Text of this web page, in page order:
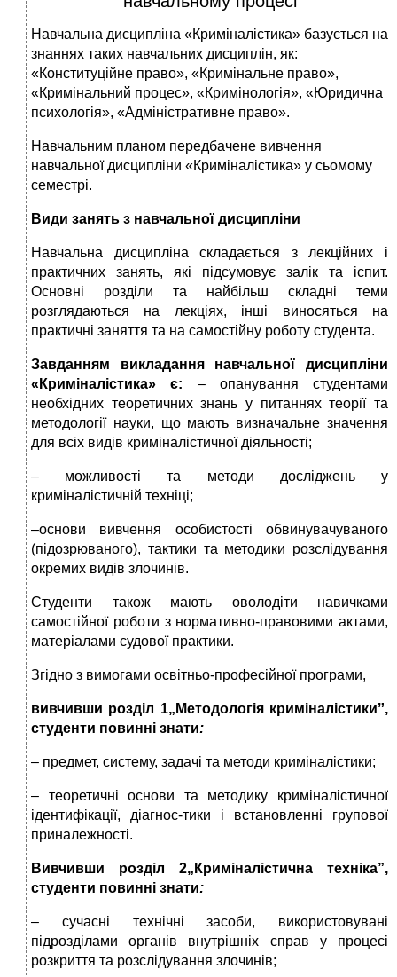
Навчальна дисципліна «Криміналістика» базується на
знаннях таких навчальних дисциплін, як:
«Конституційне право», «Кримінальне право»,
«Кримінальний процес», «Кримінологія», «Юридична
психологія», «Адміністративне право».
Навчальним планом передбачене вивчення
навчальної дисципліни «Криміналістика» у сьомому
семестрі.
Види занять з навчальної дисципліни
Навчальна дисципліна складається з лекційних і
практичних занять, які підсумовує залік та іспит.
Основні розділи та найбільш складні теми
розглядаються на лекціях, інші виносяться на
практичні заняття та на самостійну роботу студента.
Завданням викладання навчальної дисципліни
«Криміналістика» є: – опанування студентами
необхідних теоретичних знань у питаннях теорії та
методології науки, що мають визначальне значення
для всіх видів криміналістичної діяльності;
– можливості та методи досліджень у
криміналістичній техніці;
–основи вивчення особистості обвинувачуваного
(підозрюваного), тактики та методики розслідування
окремих видів злочинів.
Студенти також мають оволодіти навичками
самостійної роботи з нормативно-правовими актами,
матеріалами судової практики.
Згідно з вимогами освітньо-професійної програми,
вивчивши розділ 1„Методологія криміналістикиˮ,
студенти повинні знати:
– предмет, систему, задачі та методи криміналістики;
– теоретичні основи та методику криміналістичної
ідентифікації, діагнос-тики і встановленні групової
приналежності.
Вивчивши розділ 2„Криміналістична техніка”,
студенти повинні знати:
– сучасні технічні засоби, використовувані
підрозділами органів внутрішніх справ у процесі
розкриття та розслідування злочинів;